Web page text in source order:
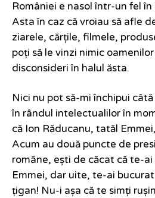
României e nasol într-un fel
Asta în caz că vroiau să afle
ziarele, cărțile, filmele,
poți să le vinzi nimic
disconsideri în halul ăsta.
Nici nu pot să-mi închipui
în rândul intelectualilor în
că Ion Răducanu, tatăl
Acum au două puncte de
române, ești de căcat că te-
Emmei, dar uite, te-ai
țigan! Nu-i așa că te simți